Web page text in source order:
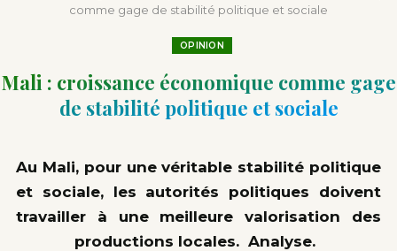
comme gage de stabilité politique et sociale
OPINION
Mali : croissance économique comme gage
de stabilité politique et sociale
Au Mali, pour une véritable stabilité politique
et sociale, les autorités politiques doivent
travailler à une meilleure valorisation des
productions locales. Analyse.